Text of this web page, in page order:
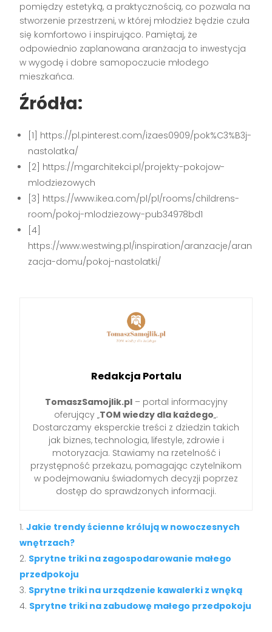
pomiędzy estetyką, a praktycznością, co pozwala na
stworzenie przestrzeni, w której młodzież będzie czuła
się komfortowo i inspirująco. Pamiętaj, że
odpowiednio zaplanowana aranżacja to inwestycja
w wygodę i dobre samopoczucie młodego
mieszkańca.
Źródła:
[1] https://pl.pinterest.com/izaes0909/pok%C3%B3j-
nastolatka/
[2] https://mgarchitekci.pl/projekty-pokojow-
mlodziezowych
[3] https://www.ikea.com/pl/pl/rooms/childrens-
room/pokoj-mlodziezowy-pub34978bd1
[4]
https://www.westwing.pl/inspiration/aranzacje/aran
zacja-domu/pokoj-nastolatki/
Redakcja Portalu
TomaszSamojlik.pl– portal informacyjny
oferujący „TOM wiedzy dla każdego„.
Dostarczamy eksperckie treści z dziedzin takich
jak biznes, technologia, lifestyle, zdrowie i
motoryzacja. Stawiamy na rzetelność i
przystępność przekazu, pomagając czytelnikom
w podejmowaniu świadomych decyzji poprzez
dostęp do sprawdzonych informacji.
Jakie trendy ścienne królują w nowoczesnych
wnętrzach?
Sprytne triki na zagospodarowanie małego
przedpokoju
Sprytne triki na urządzenie kawalerki z wnęką
Sprytne triki na zabudowę małego przedpokoju